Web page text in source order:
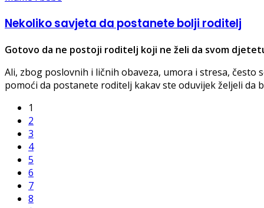
Nekoliko savjeta da postanete bolji roditelj
Gotovo da ne postoji roditelj koji ne želi da svom
Ali, zbog poslovnih i ličnih obaveza, umora i stresa, često
pomoći da postanete roditelj kakav ste oduvijek željeli da
1
2
3
4
5
6
7
8